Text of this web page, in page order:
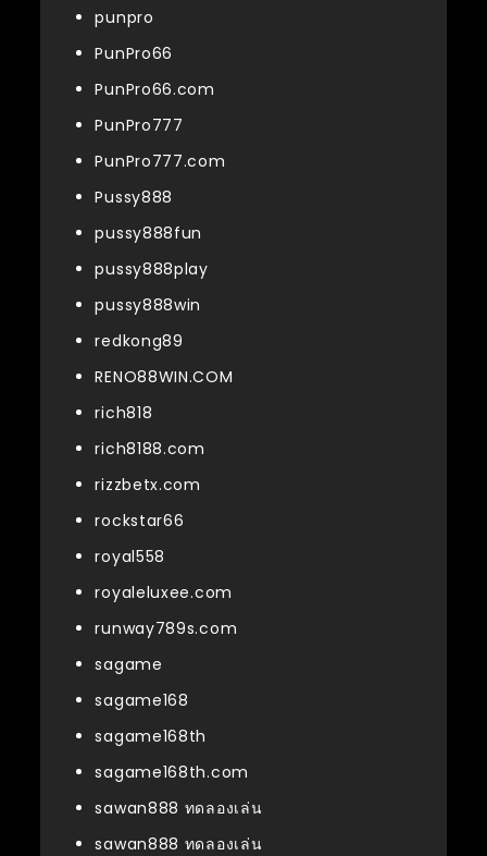
punpro
PunPro66
PunPro66.com
PunPro777
PunPro777.com
Pussy888
pussy888fun
pussy888play
pussy888win
redkong89
RENO88WIN.COM
rich818
rich8188.com
rizzbetx.com
rockstar66
royal558
royaleluxee.com
runway789s.com
sagame
sagame168
sagame168th
sagame168th.com
sawan888 ทดลองเล่น
sawan888 ทดลองเล่น